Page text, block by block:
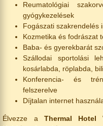
Reumatológiai
gyógykezelések
Fogászati szakrendelés
Kozmetika és fodrászat
Baba- és gyerekbarát
Szállodai sportolási
kosárlabda, röplabda,
Konferencia- és
felszerelve
Díjtalan internet
Élvezze a Thermal Hotel